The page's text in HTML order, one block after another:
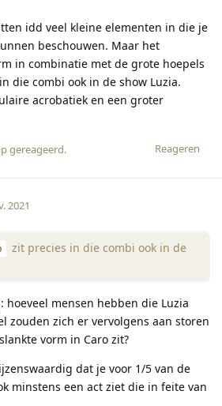
idd veel kleine elementen in die je
beschouwen. Maar het
in combinatie met de grote hoepels
die combi ook in de show Luzia.
acrobatiek en een groter
Reageren
gereageerd.
2021
zit precies in die combi ook in de
hoeveel mensen hebben die Luzia
zouden zich er vervolgens aan storen
vorm in Caro zit?
dat je voor 1/5 van de
minstens een act ziet die in feite van